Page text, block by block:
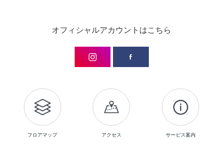
オフィシャルアカウントはこちら
フロアマップ アクセス サービス案内